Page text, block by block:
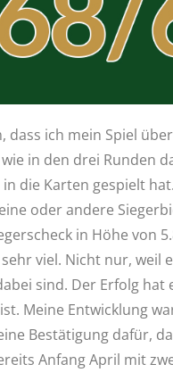
dass ich mein Spiel
in den drei Runden
die Karten gespielt
oder andere
in Höhe von
viel. Nicht nur, weil
sind. Der Erfolg
Meine Entwicklung
Bestätigung dafür,
Anfang April mit